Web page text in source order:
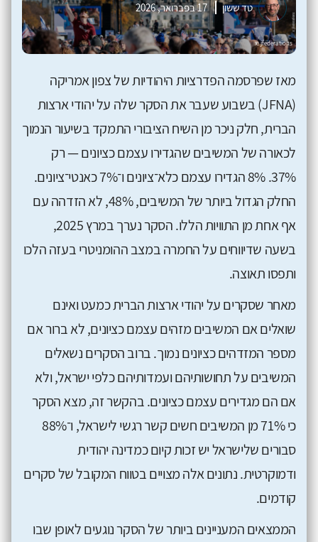
טד ששון 17 בפברואר, 2026
מאז שפרסמה הפדרציות היהודיות של צפון אמריקה
(JFNA) בשבוע שעבר את הסקר שלה על יהודי ארצות
הברית, חלק ניכר מן השיח הציבורי התמקד בשיעור הנמוך
לכאורה של המשיבים שהגדירו עצמם כציונים — רק
37%. 8% הגדירו עצמם כלא־ציונים ו־7% כאנטי־ציונים.
החלק הגדול ביותר של המשיבים, 48%, לא הזדהה עם
אף אחת מן התוויות הללו. הסקר נערך במרץ 2025,
בשעה שדיווחים על החמרה במצב ההומניטרי בעזה הלכו
ותפסו תאוצה.
מאחר שסקרים על יהודי ארצות הברית כמעט ואינם
שואלים אם המשיבים מזהים עצמם כציונים, לא ברור אם
מספר המזדהים כציונים נמוך. ברוב הסקרים נשאלים
המשיבים על תחושותיהם ועמדותיהם כלפי ישראל, ולא
אם הם מגדירים עצמם כציונים. בהקשר זה, מצא הסקר
כי 71% מן המשיבים חשים קשר רגשי לישראל, ו־88%
סבורים שלישראל יש זכות קיום כמדינה יהודית
ודמוקרטית. נתונים אלה מצויים בטווח המקובל של סקרים
קודמים.
הממצאים המעניינים ביותר של הסקר נוגעים לאופן שבו